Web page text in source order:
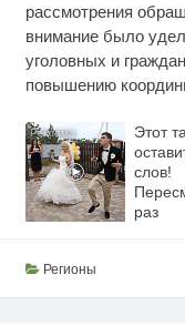
рассмотрения
внимание было
уголовных и
повышению
Этот
слов!
раз
Регионы